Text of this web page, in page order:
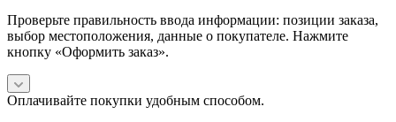
Проверьте правильность ввода информации: позиции заказа,
выбор местоположения, данные о покупателе. Нажмите
кнопку «Оформить заказ».
Оплачивайте покупки удобным способом.